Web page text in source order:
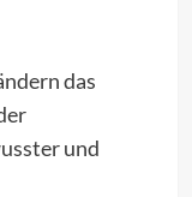
das
und